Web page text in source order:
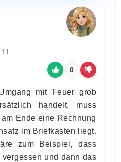
0
mit Feuer grob
handelt, muss
Ende eine Rechnung
im Briefkasten liegt.
zum Beispiel, dass
vergessen und dann das